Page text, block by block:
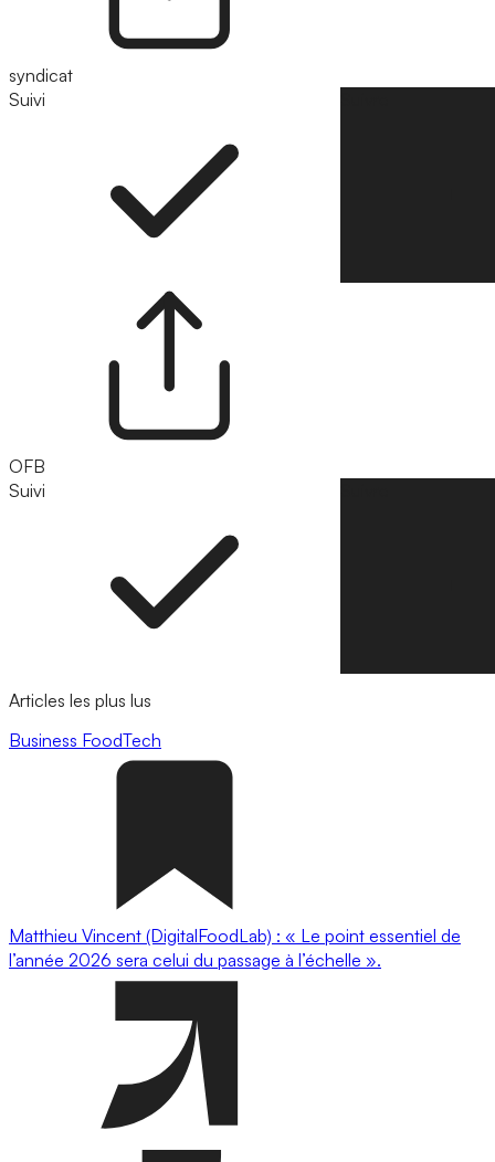
syndicat
Suivi
OFB
Suivi
Articles les plus lus
Business FoodTech
Matthieu Vincent (DigitalFoodLab) : « Le point essentiel de
l’année 2026 sera celui du passage à l’échelle ».